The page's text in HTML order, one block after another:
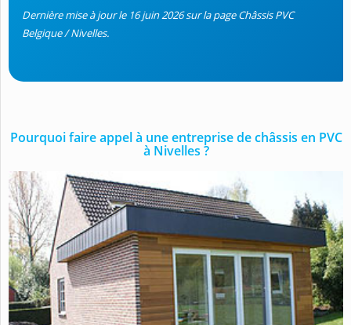
Dernière mise à jour le 16 juin 2026 sur la page Châssis PVC
Belgique / Nivelles.
Pourquoi faire appel à une entreprise de châssis en PVC
à Nivelles ?